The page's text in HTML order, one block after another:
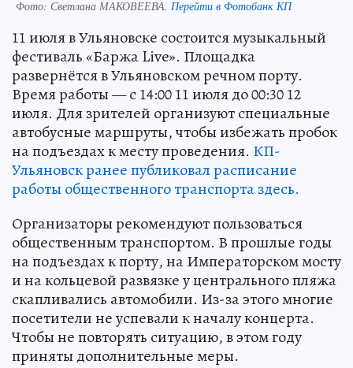
Фото: Светлана МАКОВЕЕВА. Перейти в Фотобанк КП
11 июля в Ульяновске состоится музыкальный
фестиваль «Баржа Live». Площадка
развернётся в Ульяновском речном порту.
Время работы — с 14:00 11 июля до 00:30 12
июля. Для зрителей организуют специальные
автобусные маршруты, чтобы избежать пробок
на подъездах к месту проведения. КП-
Ульяновск ранее публиковал расписание
работы общественного транспорта здесь.
Организаторы рекомендуют пользоваться
общественным транспортом. В прошлые годы
на подъездах к порту, на Императорском мосту
и на кольцевой развязке у центрального пляжа
скапливались автомобили. Из-за этого многие
посетители не успевали к началу концерта.
Чтобы не повторять ситуацию, в этом году
приняты дополнительные меры.